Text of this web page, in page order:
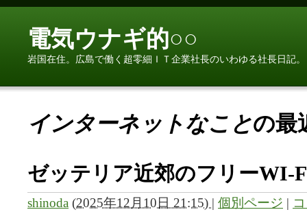
電気ウナギ的○○
岩国在住。広島で働く超零細ＩＴ企業社長のいわゆる社長日記。
インターネットなことの最
ゼッテリア近郊のフリーWI-
shinoda (2025年12月10日 21:15) | 個別ページ |